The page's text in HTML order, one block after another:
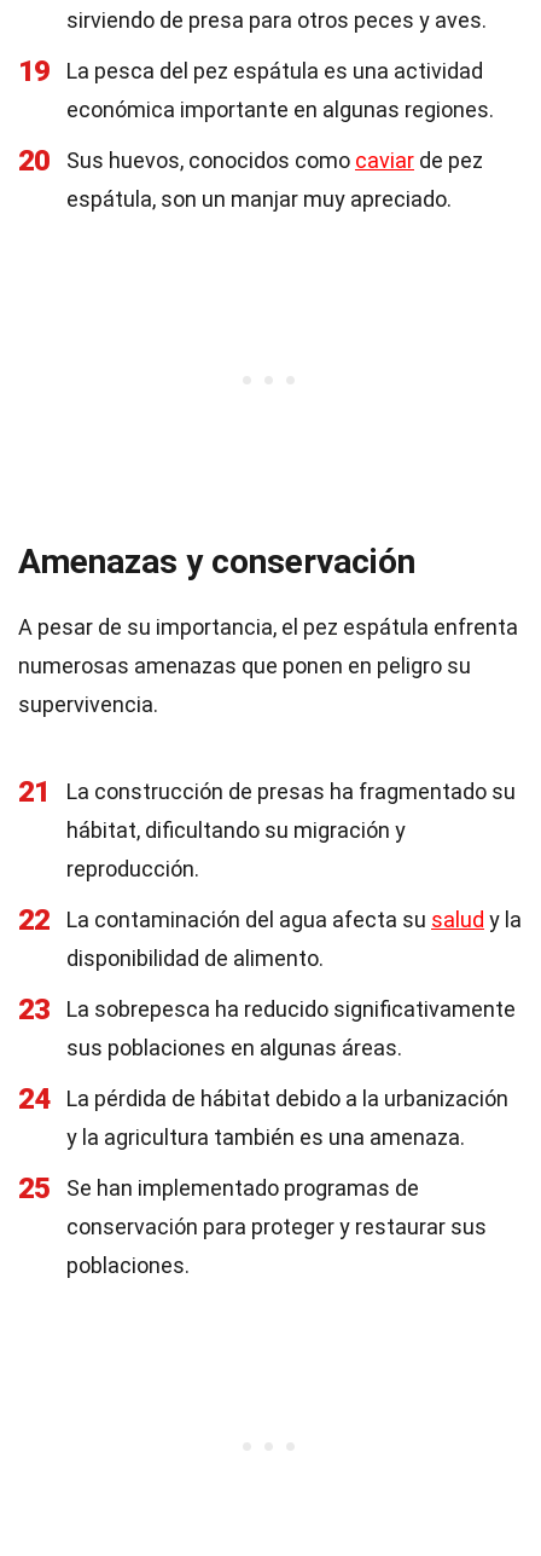
sirviendo de presa para otros peces y aves.
19
La pesca del pez espátula es una actividad
económica importante en algunas regiones.
20 Sus huevos, conocidos como caviar de pez
espátula, son un manjar muy apreciado.
Amenazas y conservación
A pesar de su importancia, el pez espátula enfrenta
numerosas amenazas que ponen en peligro su
supervivencia.
21
La construcción de presas ha fragmentado su
hábitat, dificultando su migración y
reproducción.
22 La contaminación del agua afecta su salud y la
disponibilidad de alimento.
23
La sobrepesca ha reducido significativamente
sus poblaciones en algunas áreas.
24
La pérdida de hábitat debido a la urbanización
y la agricultura también es una amenaza.
25
Se han implementado programas de
conservación para proteger y restaurar sus
poblaciones.